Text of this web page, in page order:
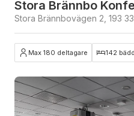
Stora Brännbo
Stora Brännbovägen 2, 193
Max 180 deltagare 142